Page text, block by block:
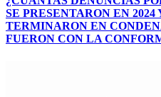
SE PRESENTARON EN 2024
TERMINARON EN
FUERON CON LA